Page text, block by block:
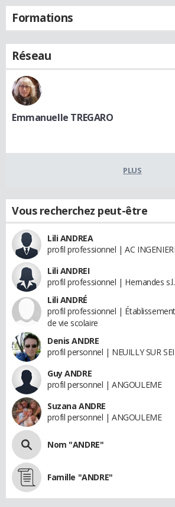
Formations
Réseau
Emmanuelle TREGARO
PLUS
Vous recherchez peut-être
Lili ANDREA
profil professionnel | AC
Lili ANDREI
profil professionnel | Hernandes
Lili ANDRÉ
profil professionnel |
de vie scolaire
Denis ANDRE
profil personnel | NEUILLY SUR
Guy ANDRE
profil personnel | ANGOULEME
Suzana ANDRE
profil personnel | ANGOULEME
Nom "ANDRE"
Famille "ANDRE"